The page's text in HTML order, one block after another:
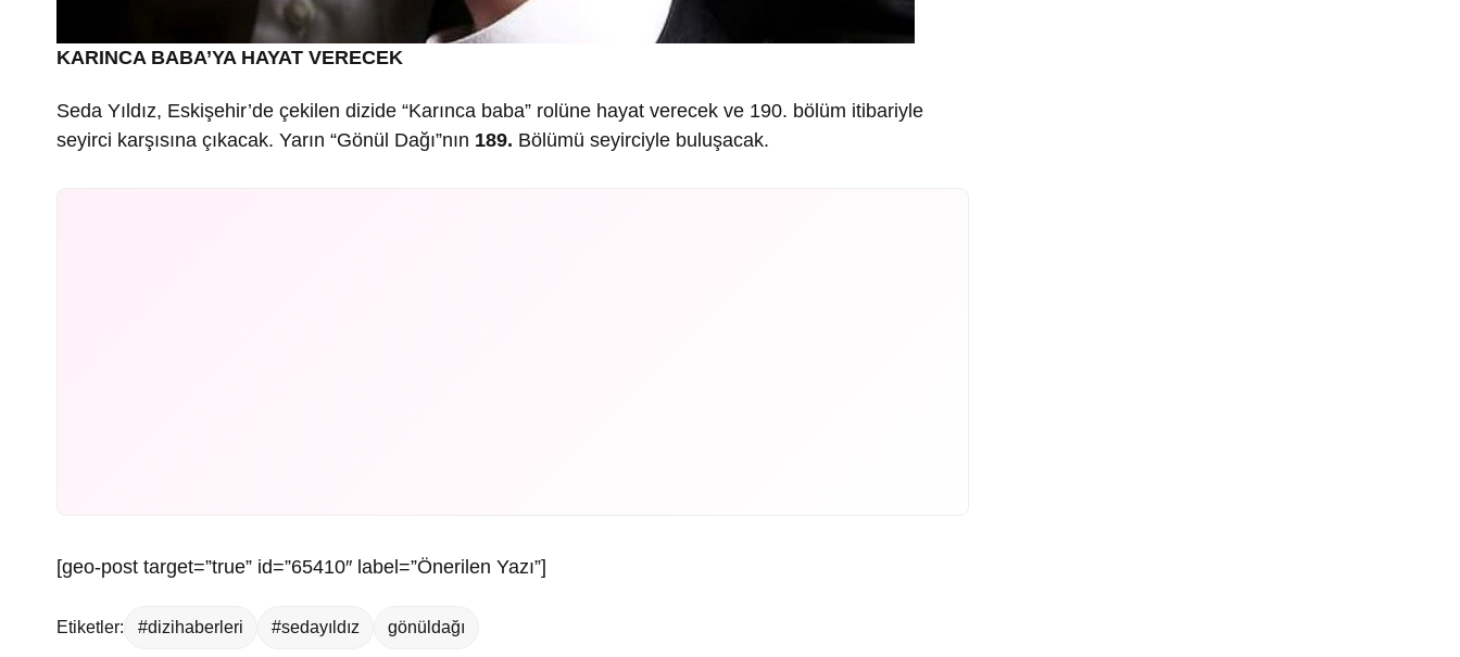
KARINCA BABA’YA HAYAT VERECEK
Seda Yıldız, Eskişehir’de çekilen dizide “Karınca baba” rolüne hayat verecek ve 190. bölüm itibariyle
seyirci karşısına çıkacak. Yarın “Gönül Dağı”nın 189. Bölümü seyirciyle buluşacak.
[geo-post target=”true” id=”65410″ label=”Önerilen Yazı”]
Etiketler: #dizihaberleri #sedayıldız gönüldağı